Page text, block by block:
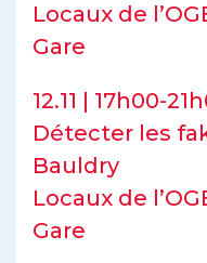
Locaux de
Gare
12.11 | 17h00-
Détecter les
Bauldry
Locaux de
Gare